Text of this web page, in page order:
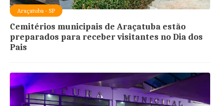
Araçatuba - SP
Cemitérios municipais de Araçatuba estão
preparados para receber visitantes no Dia dos
Pais